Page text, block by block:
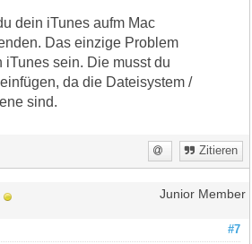
dein iTunes aufm Mac
Das einzige Problem
sein. Die musst du
da die Dateisystem /
sind.
Zitieren
Junior Member
#7